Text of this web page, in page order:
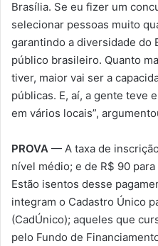
Brasília. Se eu fizer um
selecionar pessoas muito
garantindo a diversidade do
público brasileiro. Quanto
tiver, maior vai ser a
públicas. E, aí, a gente teve
em vários locais”,
PROVA — A taxa de
nível médio; e de R$ 90
Estão isentos desse
integram o Cadastro Único
(CadÚnico); aqueles que
pelo Fundo de